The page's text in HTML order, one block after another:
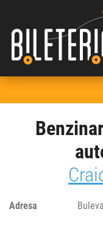
Adresa